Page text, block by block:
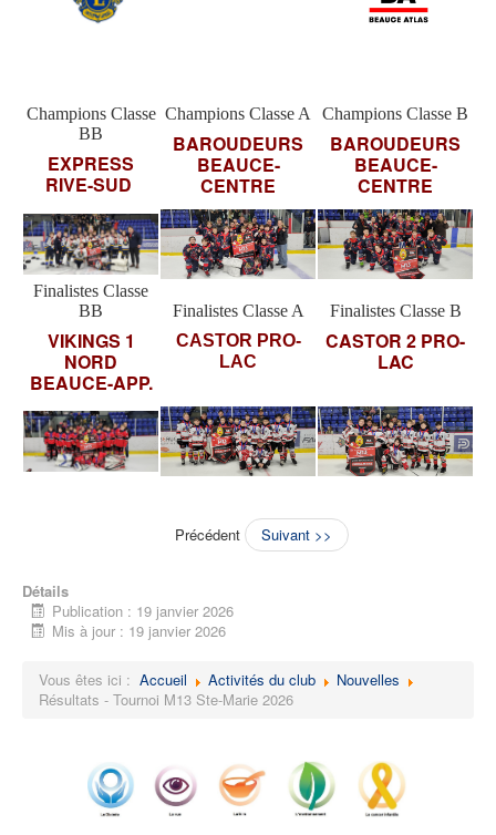
Champions Classe
BB
EXPRESS
RIVE-SUD
Champions Classe A
BAROUDEURS
BEAUCE-
CENTRE
Champions Classe B
BAROUDEURS
BEAUCE-
CENTRE
Finalistes Classe
BB
VIKINGS 1
NORD
BEAUCE-APP.
Finalistes Classe A
CASTOR PRO-
LAC
Finalistes Classe B
CASTOR 2 PRO-
LAC
Précédent Suivant >>
Détails
Publication : 19 janvier 2026
Mis à jour : 19 janvier 2026
Vous êtes ici : Accueil Activités du club
Nouvelles
Résultats - Tournoi M13 Ste-Marie 2026